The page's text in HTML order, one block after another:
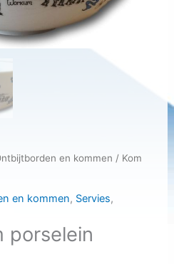
en kommen / Kom
en kommen, Servies,
porselein